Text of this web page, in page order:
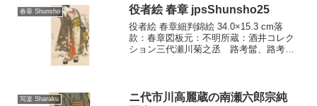
風景です。魚河岸として栄えた...
春章 Shunsho 役者絵 春章 jpsShunsho25
役者絵 春章細判錦絵 34.0×15.3 cm落
款：春章図板元：不明所蔵：酒井コレク
ション三代瀬川菊之丞 路考髷、路考結
若さで惜」まれ...
写楽 Sharaku
ニ代市川高麗蔵の南瀬六郎宗純